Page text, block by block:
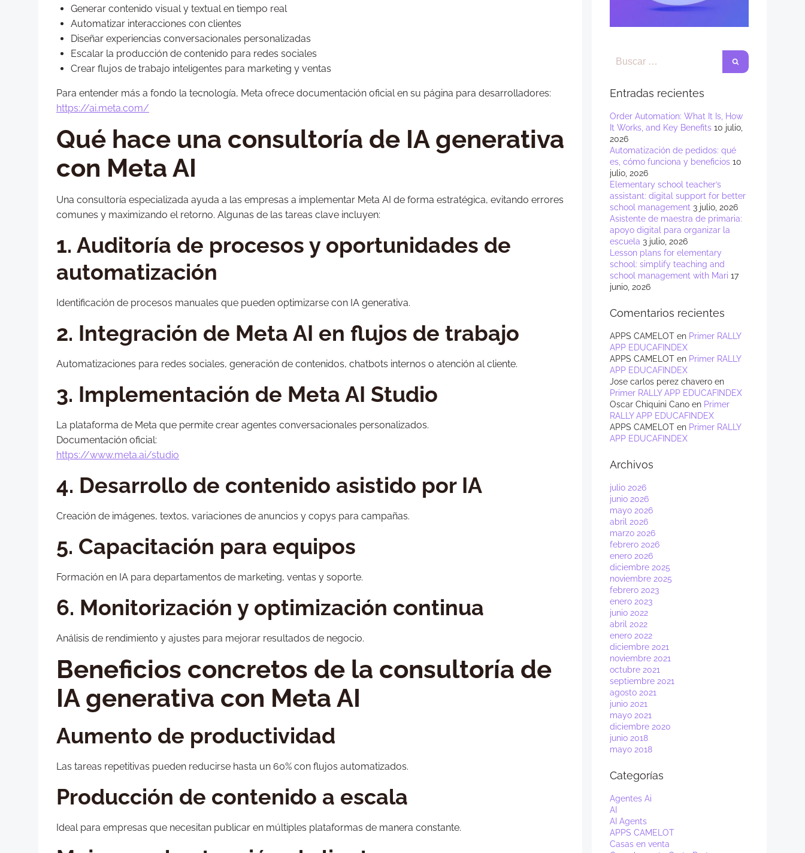
Generar contenido visual y textual en tiempo real
Automatizar interacciones con clientes
Diseñar experiencias conversacionales personalizadas
Escalar la producción de contenido para redes sociales
Crear flujos de trabajo inteligentes para marketing y ventas
Para entender más a fondo la tecnología, Meta ofrece documentación oficial en su página para desarrolladores:
https://ai.meta.com/
Qué hace una consultoría de IA generativa
con Meta AI
Una consultoría especializada ayuda a las empresas a implementar Meta AI de forma estratégica, evitando errores
comunes y maximizando el retorno. Algunas de las tareas clave incluyen:
1. Auditoría de procesos y oportunidades de
automatización
Identificación de procesos manuales que pueden optimizarse con IA generativa.
2. Integración de Meta AI en flujos de trabajo
Automatizaciones para redes sociales, generación de contenidos, chatbots internos o atención al cliente.
3. Implementación de Meta AI Studio
La plataforma de Meta que permite crear agentes conversacionales personalizados.
Documentación oficial:
https://www.meta.ai/studio
4. Desarrollo de contenido asistido por IA
Creación de imágenes, textos, variaciones de anuncios y copys para campañas.
5. Capacitación para equipos
Formación en IA para departamentos de marketing, ventas y soporte.
6. Monitorización y optimización continua
Análisis de rendimiento y ajustes para mejorar resultados de negocio.
Beneficios concretos de la consultoría de
IA generativa con Meta AI
Aumento de productividad
Las tareas repetitivas pueden reducirse hasta un 60% con flujos automatizados.
Producción de contenido a escala
Ideal para empresas que necesitan publicar en múltiples plataformas de manera constante.
Entradas recientes
Order Automation: What It Is, How
It Works, and Key Benefits 10 julio,
2026
Automatización de pedidos: qué
es, cómo funciona y beneficios 10
julio, 2026
Elementary school teacher’s
assistant: digital support for better
school management 3 julio, 2026
Asistente de maestra de primaria:
apoyo digital para organizar la
escuela 3 julio, 2026
Lesson plans for elementary
school: simplify teaching and
school management with Mari 17
junio, 2026
Comentarios recientes
APPS CAMELOT en Primer RALLY
APP EDUCAFINDEX
APPS CAMELOT en Primer RALLY
APP EDUCAFINDEX
Jose carlos perez chavero en
Primer RALLY APP EDUCAFINDEX
Oscar Chiquini Cano en Primer
RALLY APP EDUCAFINDEX
APPS CAMELOT en Primer RALLY
APP EDUCAFINDEX
Archivos
julio 2026
junio 2026
mayo 2026
abril 2026
marzo 2026
febrero 2026
enero 2026
diciembre 2025
noviembre 2025
febrero 2023
enero 2023
junio 2022
abril 2022
enero 2022
diciembre 2021
noviembre 2021
octubre 2021
septiembre 2021
agosto 2021
junio 2021
mayo 2021
diciembre 2020
junio 2018
mayo 2018
Categorías
Agentes Ai
AI
AI Agents
APPS CAMELOT
Casas en venta